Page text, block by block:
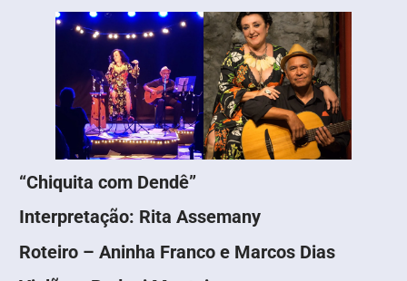
“Chiquita com Dendê”
Interpretação: Rita Assemany
Roteiro – Aninha Franco e Marcos Dias